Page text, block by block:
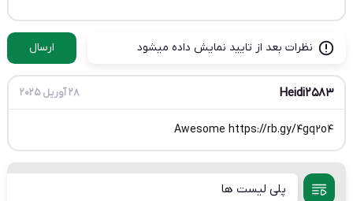
نظرات بعد از تایید نمایش داده میشود ارسال
Heidi2583 28 آوریل 2025
Awesome https://rb.gy/4gq2o4
پلی لیست ها